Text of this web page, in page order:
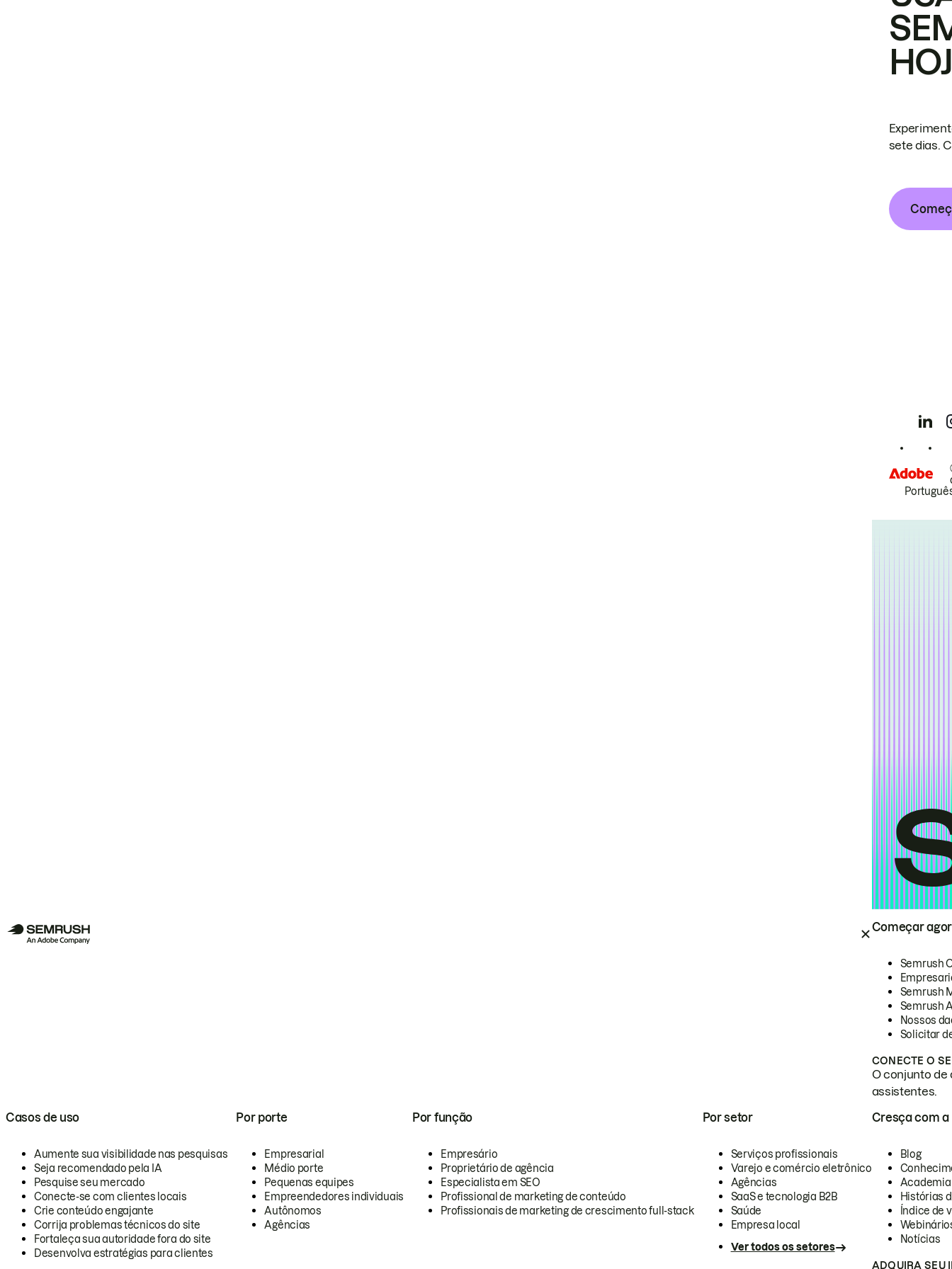
Começar
Semrush
Semrush
Semrush
Nossos
Solicitar
CONECTE O
O conjunto de
assistentes.
Casos de uso
Aumente sua visibilidade nas pesquisas
Seja recomendado pela IA
Pesquise seu mercado
Conecte-se com clientes locais
Crie conteúdo engajante
Corrija problemas técnicos do site
Fortaleça sua autoridade fora do site
Desenvolva estratégias para clientes
Por porte
Empresarial
Médio porte
Pequenas equipes
Empreendedores individuais
Autônomos
Agências
Por função
Empresário
Proprietário de agência
Especialista em SEO
Profissional de marketing de conteúdo
Profissionais de marketing de crescimento full-stack
Por setor
Serviços profissionais
Varejo e comércio eletrônico
Agências
SaaS e tecnologia B2B
Saúde
Empresa local
Ver todos os setores
Cresça com a
Blog
Academia
Histórias
Índice de
Notícias
ADQUIRA SEU
sete dias.